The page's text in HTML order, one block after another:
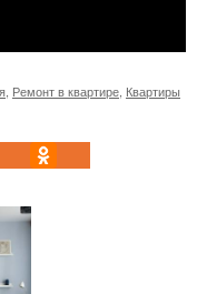
Ремонт в квартире Квартиры